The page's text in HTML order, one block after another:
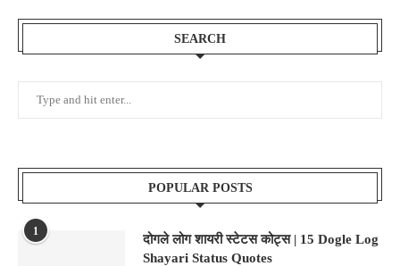
SEARCH
POPULAR POSTS
1
दोगले लोग शायरी स्टेटस कोट्स | 15 Dogle Log
Shayari Status Quotes